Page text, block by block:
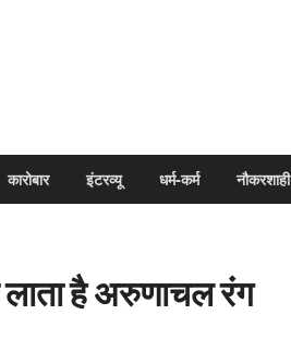
कारोबार इंटरव्यू धर्म-कर्म नौकरशाही
लाता है अरुणाचल रंग